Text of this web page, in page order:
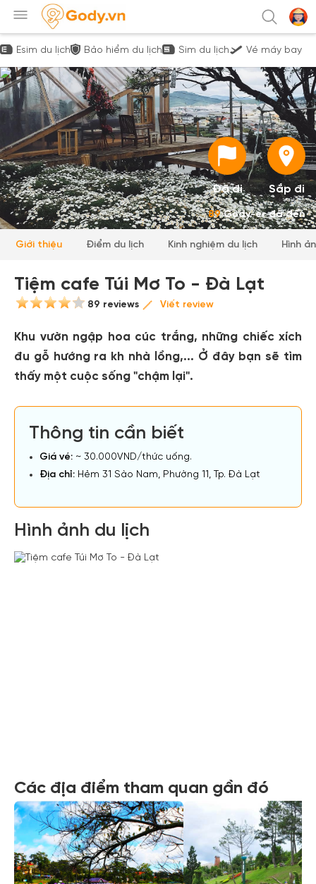
Esim du lịch Bảo hiểm du lịch Sim du lịch Vé máy bay
Đã đi Sắp đi
89Gody-er đã đến
Giới thiệu Điểm du lịch Kinh nghiệm du lịch Hình
Tiệm cafe Túi Mơ To - Đà Lạt
89 reviews Viết review
Khu vườn ngập hoa cúc trắng, những chiếc xích
đu gỗ hướng ra kh nhà lồng,... Ở đây bạn sẽ tìm
thấy một cuộc sống "chậm lại".
Thông tin cần biết
Giá vé: ~ 30.000VND/thức uống.
Địa chỉ: Hẻm 31 Sào Nam, Phường 11, Tp. Đà Lạt
Hình ảnh du lịch
Các địa điểm tham quan gần đó